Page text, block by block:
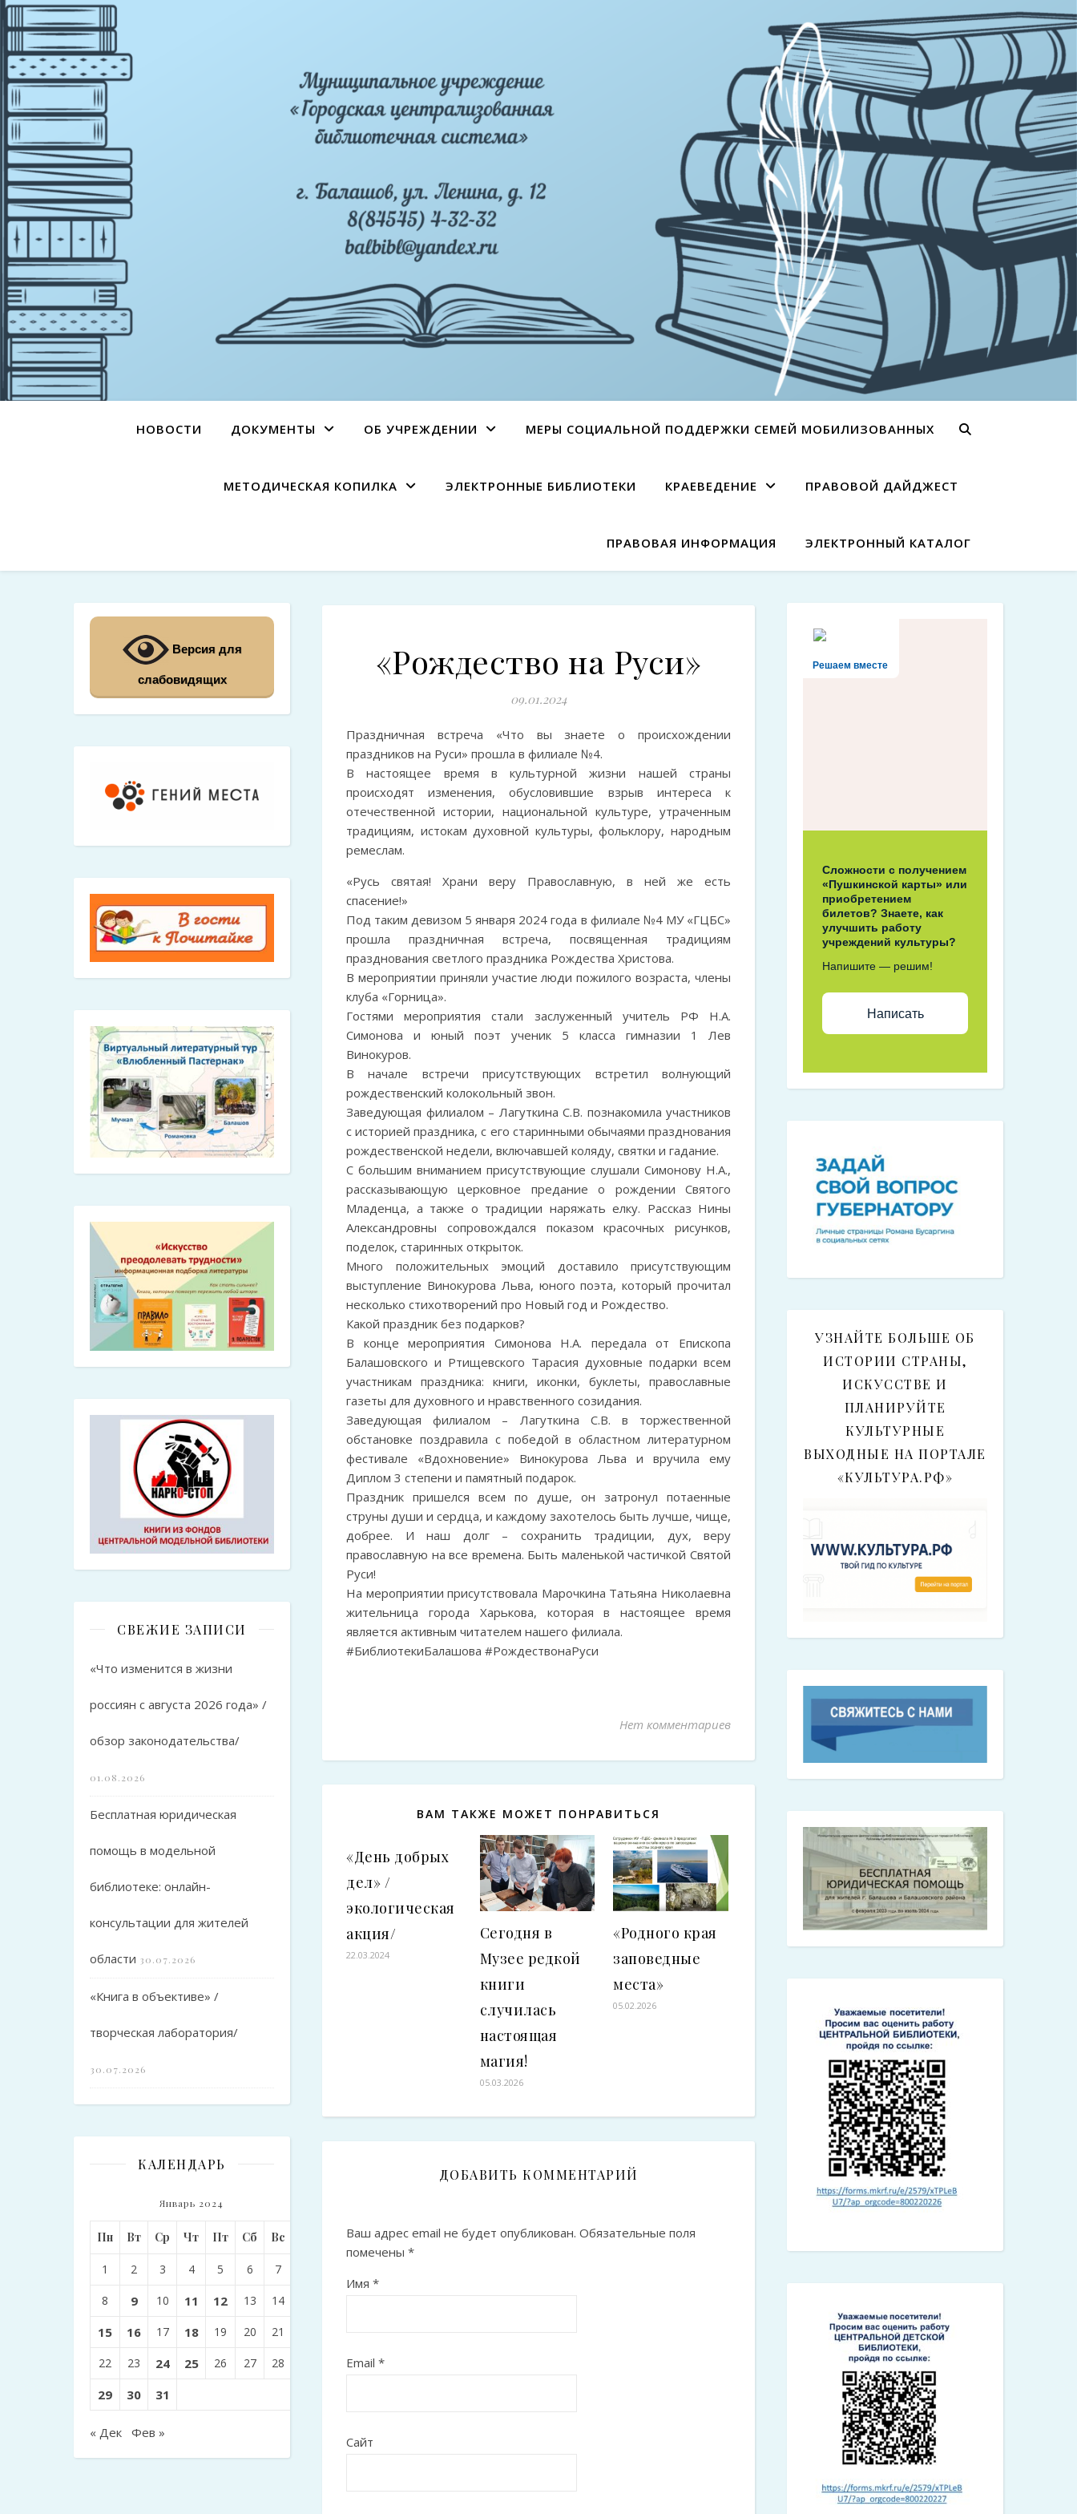
НОВОСТИ ДОКУМЕНТЫ ОБ УЧРЕЖДЕНИИ МЕРЫ СОЦИАЛЬНОЙ ПОДДЕРЖКИ СЕМЕЙ МОБИЛИЗОВАННЫХ
МЕТОДИЧЕСКАЯ КОПИЛКА ЭЛЕКТРОННЫЕ БИБЛИОТЕКИ КРАЕВЕДЕНИЕ ПРАВОВОЙ ДАЙДЖЕСТ
ПРАВОВАЯ ИНФОРМАЦИЯ ЭЛЕКТРОННЫЙ КАТАЛОГ
Версия для
слабовидящих
СВЕЖИЕ ЗАПИСИ
«Что изменится в жизни
россиян с августа 2026 года» /
обзор законодательства/
01.08.2026
Бесплатная юридическая
помощь в модельной
библиотеке: онлайн-
консультации для жителей
области 30.07.2026
«Книга в объективе» /
творческая лаборатория/
30.07.2026
КАЛЕНДАРЬ
Январь 2024
Пн Вт Ср Чт Пт Сб Вс
1 2 3 4 5 6 7
8 9 10 11 12 13 14
15 16 17 18 19 20 21
22 23 24 25 26 27 28
29 30 31
« Дек Фев »
«Рождество на Руси»
09.01.2024
Праздничная встреча «Что вы знаете о происхождении
праздников на Руси» прошла в филиале №4.
В настоящее время в культурной жизни нашей страны
происходят изменения, обусловившие взрыв интереса к
отечественной истории, национальной культуре, утраченным
традициям, истокам духовной культуры, фольклору, народным
ремеслам.
«Русь святая! Храни веру Православную, в ней же есть
спасение!»
Под таким девизом 5 января 2024 года в филиале №4 МУ «ГЦБС»
прошла праздничная встреча, посвященная традициям
празднования светлого праздника Рождества Христова.
В мероприятии приняли участие люди пожилого возраста, члены
клуба «Горница».
Гостями мероприятия стали заслуженный учитель РФ Н.А.
Симонова и юный поэт ученик 5 класса гимназии 1 Лев
Винокуров.
В начале встречи присутствующих встретил волнующий
рождественский колокольный звон.
Заведующая филиалом – Лагуткина С.В. познакомила участников
с историей праздника, с его старинными обычаями празднования
рождественской недели, включавшей коляду, святки и гадание.
С большим вниманием присутствующие слушали Симонову Н.А.,
рассказывающую церковное предание о рождении Святого
Младенца, а также о традиции наряжать елку. Рассказ Нины
Александровны сопровождался показом красочных рисунков,
поделок, старинных открыток.
Много положительных эмоций доставило присутствующим
выступление Винокурова Льва, юного поэта, который прочитал
несколько стихотворений про Новый год и Рождество.
Какой праздник без подарков?
В конце мероприятия Симонова Н.А. передала от Епископа
Балашовского и Ртищевского Тарасия духовные подарки всем
участникам праздника: книги, иконки, буклеты, православные
газеты для духовного и нравственного созидания.
Заведующая филиалом – Лагуткина С.В. в торжественной
обстановке поздравила с победой в областном литературном
фестивале «Вдохновение» Винокурова Льва и вручила ему
Диплом 3 степени и памятный подарок.
Праздник пришелся всем по душе, он затронул потаенные
струны души и сердца, и каждому захотелось быть лучше, чище,
добрее. И наш долг – сохранить традиции, дух, веру
православную на все времена. Быть маленькой частичкой Святой
Руси!
На мероприятии присутствовала Марочкина Татьяна Николаевна
жительница города Харькова, которая в настоящее время
является активным читателем нашего филиала.
#БиблиотекиБалашова #РождествонаРуси
Нет комментариев
ВАМ ТАКЖЕ МОЖЕТ ПОНРАВИТЬСЯ
«День добрых
дел» /
экологическая
акция/
22.03.2024
Сегодня в
Музее редкой
книги
случилась
настоящая
магия!
05.03.2026
«Родного края
заповедные
места»
05.02.2026
ДОБАВИТЬ КОММЕНТАРИЙ
Ваш адрес email не будет опубликован. Обязательные поля
помечены *
Имя *
Email *
Сайт
Решаем вместе
Сложности с получением
«Пушкинской карты» или
приобретением
билетов? Знаете, как
улучшить работу
учреждений культуры?
Напишите — решим!
Написать
УЗНАЙТЕ БОЛЬШЕ ОБ
ИСТОРИИ СТРАНЫ,
ИСКУССТВЕ И
ПЛАНИРУЙТЕ
КУЛЬТУРНЫЕ
ВЫХОДНЫЕ НА ПОРТАЛЕ
«КУЛЬТУРА.РФ»